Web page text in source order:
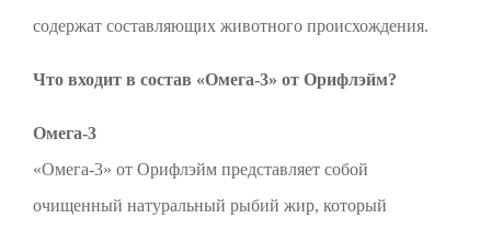
содержат составляющих животного происхождения.
Что входит в состав «Омега-3» от Орифлэйм?
Омега-3
«Омега-3» от Орифлэйм представляет собой
очищенный натуральный рыбий жир, который